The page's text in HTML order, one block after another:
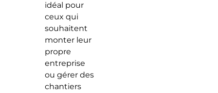
idéal pour
ceux qui
souhaitent
monter leur
propre
entreprise
ou gérer des
chantiers